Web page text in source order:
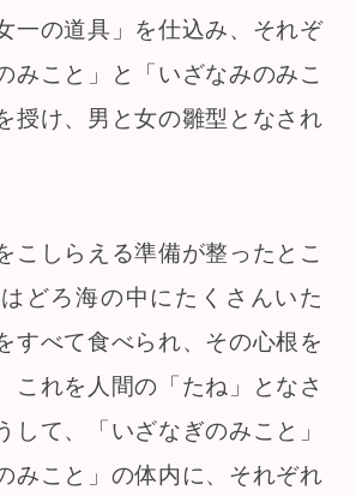
一の道具」を仕込み、それぞ
みこと」と「いざなみのみこ
授け、男と女の雛型となされ
こしらえる準備が整ったとこ
どろ海の中にたくさんいた
すべて食べられ、その心根を
これを人間の「たね」となさ
して、「いざなぎのみこと」
みこと」の体内に、それぞれ